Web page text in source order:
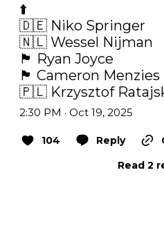
⬆️
🇩🇪 Niko Springer
🇳🇱 Wessel Nijman
🏴󠁧󠁢󠁥󠁮󠁧󠁿 Ryan Joyce
🏴󠁧󠁢󠁳󠁣󠁴󠁿 Cameron Menzies
🇵🇱 Krzysztof
2:30 PM · Oct 19, 2025
104 Reply
Read 2